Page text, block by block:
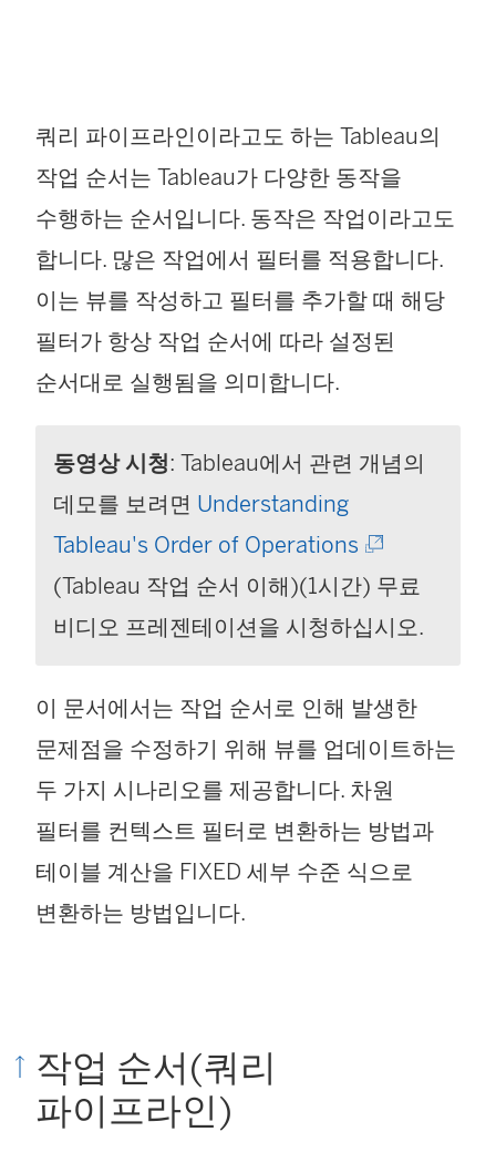
쿼리 파이프라인이라고도 하는 Tableau의
작업 순서는 Tableau가 다양한 동작을
수행하는 순서입니다. 동작은 작업이라고도
합니다. 많은 작업에서 필터를 적용합니다.
이는 뷰를 작성하고 필터를 추가할 때 해당
필터가 항상 작업 순서에 따라 설정된
순서대로 실행됨을 의미합니다.
동영상 시청: Tableau에서 관련 개념의
데모를 보려면 Understanding
Tableau's Order of Operations (
링
크
새
창
에
서
열
(Tableau 작업 순서 이해)(1시간) 무료
비디오 프레젠테이션을 시청하십시오.
이 문서에서는 작업 순서로 인해 발생한
문제점을 수정하기 위해 뷰를 업데이트하는
두 가지 시나리오를 제공합니다. 차원
필터를 컨텍스트 필터로 변환하는 방법과
테이블 계산을 FIXED 세부 수준 식으로
변환하는 방법입니다.
작업 순서(쿼리
파이프라인)